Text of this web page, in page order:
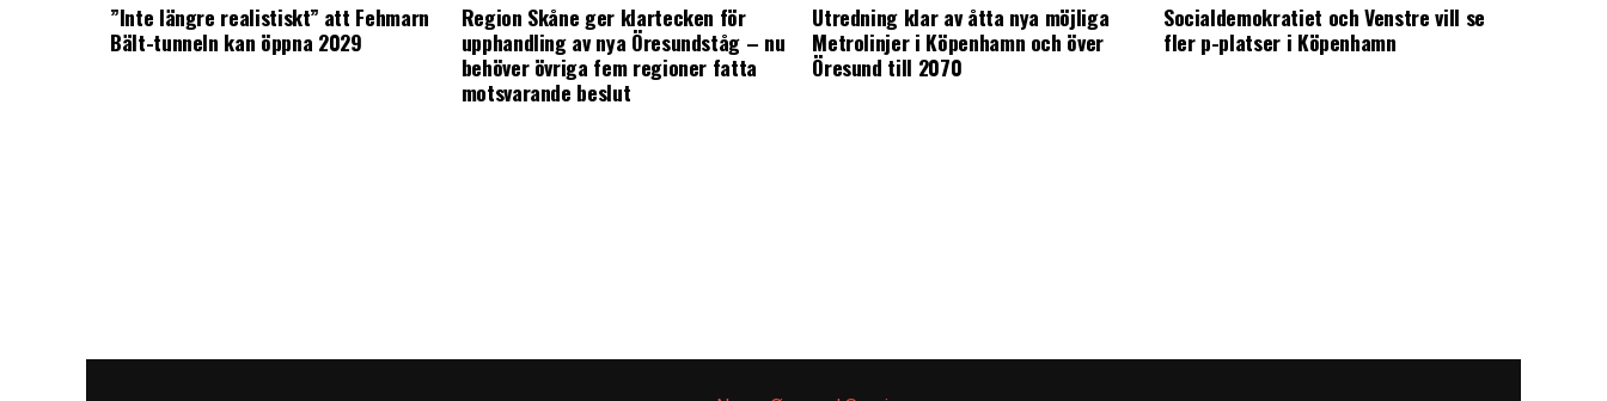
”Inte längre realistiskt” att Fehmarn
Bält-tunneln kan öppna 2029
Region Skåne ger klartecken för
upphandling av nya Öresundståg – nu
behöver övriga fem regioner fatta
motsvarande beslut
Utredning klar av åtta nya möjliga
Metrolinjer i Köpenhamn och över
Öresund till 2070
Socialdemokratiet och Venstre vill se
fler p-platser i Köpenhamn